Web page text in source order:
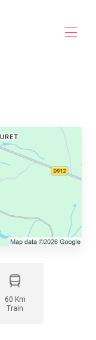
60 Km
Train